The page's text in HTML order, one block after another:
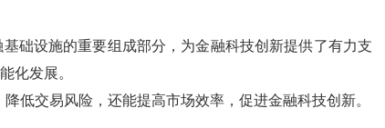
础设施的重要组成部分，为金融科技创新提供了有力支
化发展。
低交易风险，还能提高市场效率，促进金融科技创新。